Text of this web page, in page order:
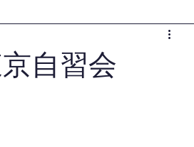
自習会